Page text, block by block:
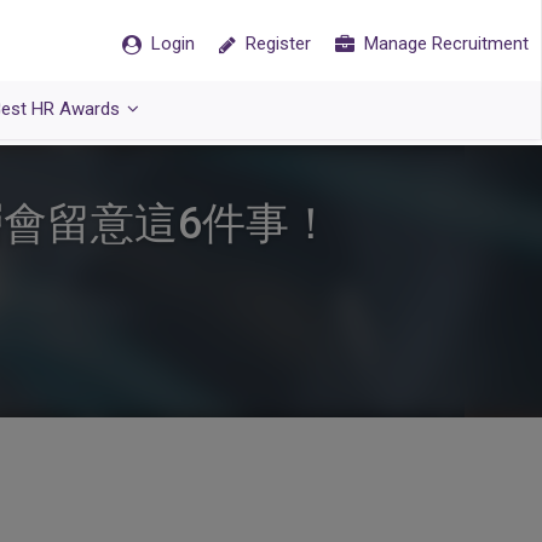
Login Register Manage Recruitment
HR Awards
留意這6件事！